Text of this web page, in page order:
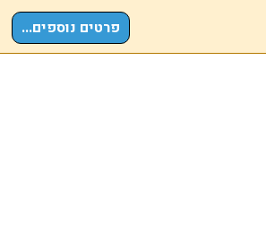
פרטים נוספים...